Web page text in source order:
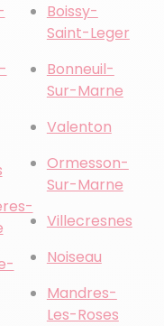
Boissy-
Saint-Leger
Bonneuil-
Sur-Marne
Valenton
Ormesson-
Sur-Marne
Villecresnes
Noiseau
Mandres-
Les-Roses